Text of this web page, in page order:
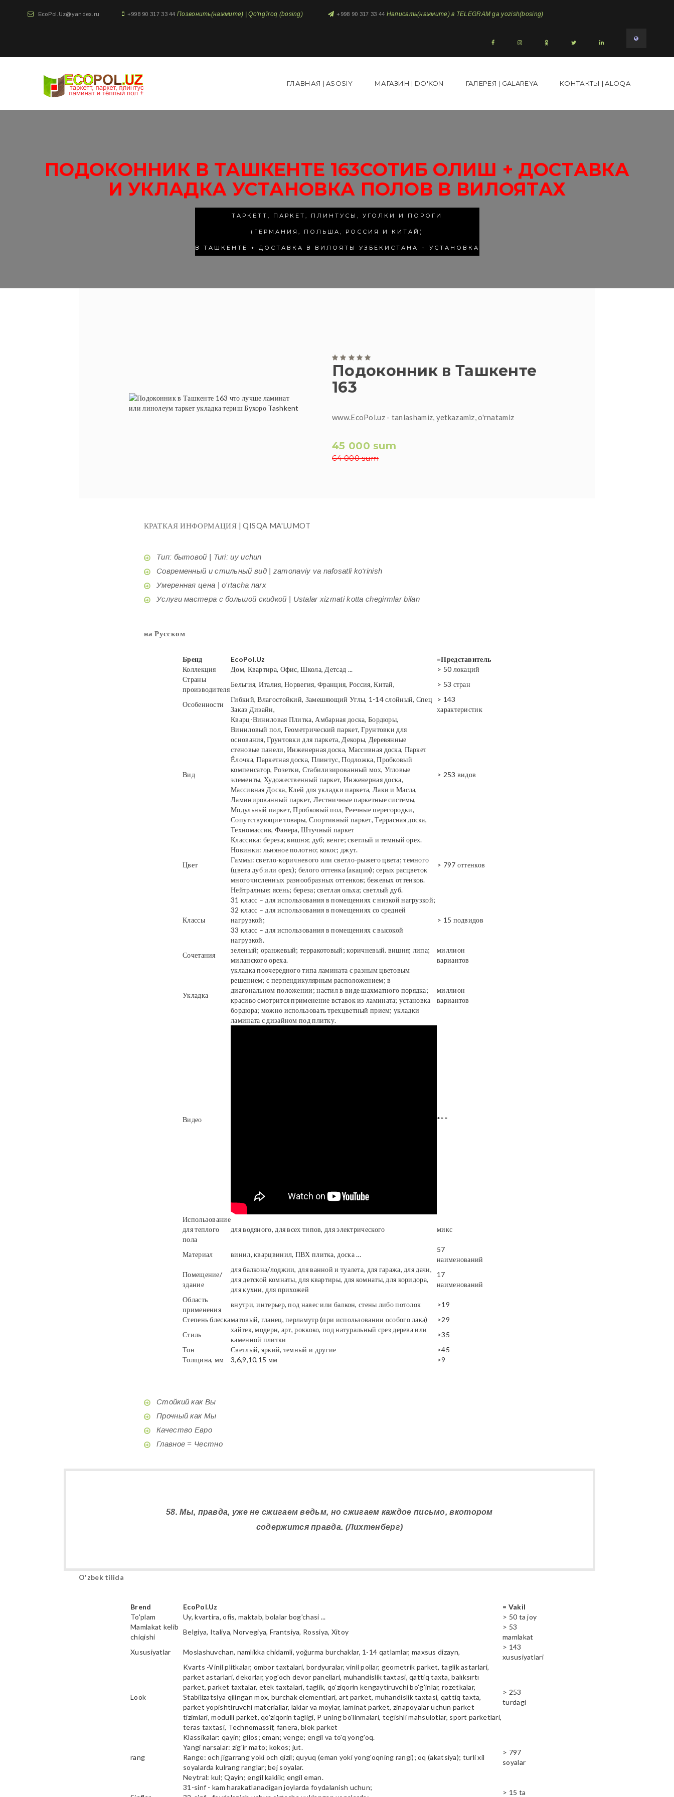
EcoPol.Uz@yandex.ru +998 90 317 33 44 Позвонить(нажмите) | Qo'ng'iroq (bosing) +998 90 317 33 44 Написать(нажмите) в TELEGRAM ga yozish(bosing)
ГЛАВНАЯ | ASOSIY МАГАЗИН | DO'KON ГАЛЕРЕЯ | GALAREYA КОНТАКТЫ | ALOQA
ПОДОКОННИК В ТАШКЕНТЕ 163СОТИБ ОЛИШ + ДОСТАВКА
И УКЛАДКА УСТАНОВКА ПОЛОВ В ВИЛОЯТАХ
ТАРКЕТТ, ПАРКЕТ, ПЛИНТУСЫ, УГОЛКИ И ПОРОГИ
(ГЕРМАНИЯ, ПОЛЬША, РОССИЯ И КИТАЙ)
В ТАШКЕНТЕ + ДОСТАВКА В ВИЛОЯТЫ УЗБЕКИСТАНА + УСТАНОВКА
Подоконник в Ташкенте
163
www.EcoPol.uz - tanlashamiz, yetkazamiz, o'rnatamiz
45 000 sum
64 000 sum
КРАТКАЯ ИНФОРМАЦИЯ | QISQA MA'LUMOT
Тип: бытовой | Turi: uy uchun
Современный и стильный вид | zamonaviy va nafosatli ko'rinish
Умеренная цена | o'rtacha narx
Услуги мастера с большой скидкой | Ustalar xizmati kotta chegirmlar bilan
на Русском
Бренд EcoPol.Uz
=Представитель
Коллекция
Дом, Квартира, Офис, Школа, Детсад ...
> 50 локаций
Страны
производителя
Бельгия, Италия, Норвегия, Франция, Россия, Китай, > 53 стран
Особенности
Гибкий, Влагостойкий, Замешяющий Углы, 1-14 слойный, Спец
Заказ Дизайн,
> 143
характеристик
Вид
Кварц-Виниловая Плитка, Амбарная доска, Бордюры,
Виниловый пол, Геометрический паркет, Грунтовки для
основания, Грунтовки для паркета, Декоры, Деревянные
стеновые панели, Инженерная доска, Массивная доска, Паркет
Ёлочка, Паркетная доска, Плинтус, Подложка, Пробковый
компенсатор, Розетки, Стабилизированный мох, Угловые
элементы, Художественный паркет, Инженерная доска,
Массивная Доска, Клей для укладки паркета, Лаки и Масла,
Ламинированный паркет, Лестничные паркетные системы,
Модульный паркет, Пробковый пол, Реечные перегородки,
Сопутствующие товары, Спортивный паркет, Террасная доска,
Техномассив, Фанера, Штучный паркет
> 253 видов
Цвет
Классика: береза; вишня; дуб; венге; светлый и темный орех.
Новинки: льняное полотно; кокос; джут.
Гаммы: светло-коричневого или светло-рыжего цвета; темного
(цвета дуб или орех); белого оттенка (акация); серых расцветок
многочисленных разнообразных оттенков; бежевых оттенков.
Нейтралные: ясень; береза; светлая ольха; светлый дуб.
> 797 оттенков
Классы
31 класс – для использования в помещениях с низкой нагрузкой;
32 класс – для использования в помещениях со средней
нагрузкой;
33 класс – для использования в помещениях с высокой
нагрузкой.
> 15 подвидов
Сочетания
зеленый; оранжевый; терракотовый; коричневый. вишня; липа;
миланского ореха.
миллион
вариантов
Укладка
укладка поочередного типа ламината с разным цветовым
решением; с перпендикулярным расположением; в
диагональном положении; настил в виде шахматного порядка;
красиво смотрится применение вставок из ламината; установка
бордюра; можно использовать трехцветный прием; укладки
ламината с дизайном под плитку.
миллион
вариантов
Видео ***
Использование
для теплого
пола
для водяного, для всех типов, для электрического микс
Материал винил, кварцвинил, ПВХ плитка, доска ...
57
наименований
Помещение/
здание
для балкона/лоджии, для ванной и туалета, для гаража, для дачи,
для детской комнаты, для квартиры, для комнаты, для коридора,
для кухни, для прихожей
17
наименований
Область
применения
внутри, интерьер, под навес или балкон, стены либо потолок
>19
Степень блескаматовый, гланец, перламутр (при использовании особого лака)
>29
Стиль
хайтек, модерн, арт, роккоко, под натуральный срез дерева или
каменной плитки
>35
Тон
Светлый, яркий, темный и другие
>45
Толщина, мм
3,6,9,10,15 мм >9
Стойкий как Вы
Прочный как Мы
Качество Евро
Главное = Честно
58. Мы, правда, уже не сжигаем ведьм, но сжигаем каждое письмо, вкотором
содержится правда. (Лихтенберг)
O'zbek tilida
Brend EcoPol.Uz
= Vakil
To'plam
Uy, kvartira, ofis, maktab, bolalar bog'chasi ...
> 50 ta joy
Mamlakat kelib
chiqishi
Belgiya, Italiya, Norvegiya, Frantsiya, Rossiya, Xitoy
> 53
mamlakat
Xususiyatlar
Moslashuvchan, namlikka chidamli, yoğurma burchaklar, 1-14 qatlamlar, maxsus dizayn,
> 143
xususiyatlari
Look
Kvarts -Vinil plitkalar, ombor taxtalari, bordyuralar, vinil pollar, geometrik parket, taglik astarlari,
parket astarlari, dekorlar, yog'och devor panellari, muhandislik taxtasi, qattiq taxta, balıksırtı
parket, parket taxtalar, etek taxtalari, taglik, qo'ziqorin kengaytiruvchi bo'g'inlar, rozetkalar,
Stabilizatsiya qilingan mox, burchak elementlari, art parket, muhandislik taxtasi, qattiq taxta,
parket yopishtiruvchi materiallar, laklar va moylar, laminat parket, zinapoyalar uchun parket
tizimlari, modulli parket, qo'ziqorin tagligi, P uning bo'linmalari, tegishli mahsulotlar, sport parketlari,
teras taxtasi, Technomassif, fanera, blok parket
> 253
turdagi
rang
Klassikalar: qayin; gilos; eman; venge; engil va to'q yong'oq.
Yangi narsalar: zig'ir mato; kokos; jut.
Range: och jigarrang yoki och qizil; quyuq (eman yoki yong'oqning rangi); oq (akatsiya); turli xil
soyalarda kulrang ranglar; bej soyalar.
Neytral: kul; Qayin; engil kaklik; engil eman.
> 797
soyalar
31-sinf - kam harakatlanadigan joylarda foydalanish uchun;
> 15 ta